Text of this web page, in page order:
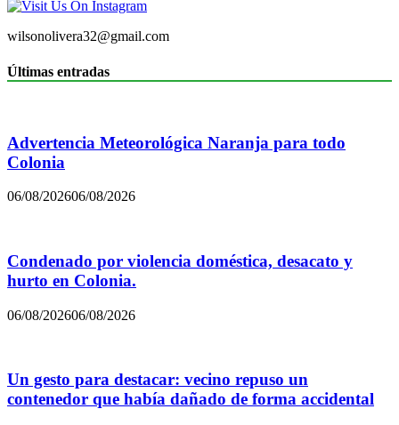
wilsonolivera32@gmail.com
Últimas entradas
Advertencia Meteorológica Naranja para todo
Colonia
06/08/202606/08/2026
Condenado por violencia doméstica, desacato y
hurto en Colonia.
06/08/202606/08/2026
Un gesto para destacar: vecino repuso un
contenedor que había dañado de forma accidental